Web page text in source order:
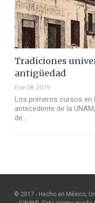
Tradiciones
antigüedad
Ene 28, 2019
Los primeros cursos en
antecedente de la
de…
© 2017 - Hecho en México,